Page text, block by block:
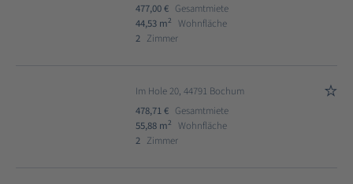
477,00 € Gesamtmiete
44,53 m2
Wohnfläche
2 Zimmer
Im Hole 20, 44791 Bochum
478,71 € Gesamtmiete
55,88 m2
Wohnfläche
2 Zimmer